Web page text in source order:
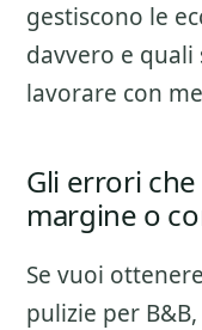
gestiscono le
davvero e
lavorare con
Gli errori
margine o
Se vuoi
pulizie per B&B